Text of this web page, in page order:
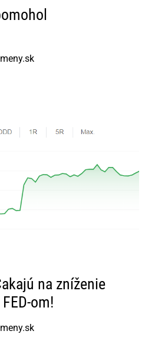
meny.sk
na zníženie
om!
meny.sk